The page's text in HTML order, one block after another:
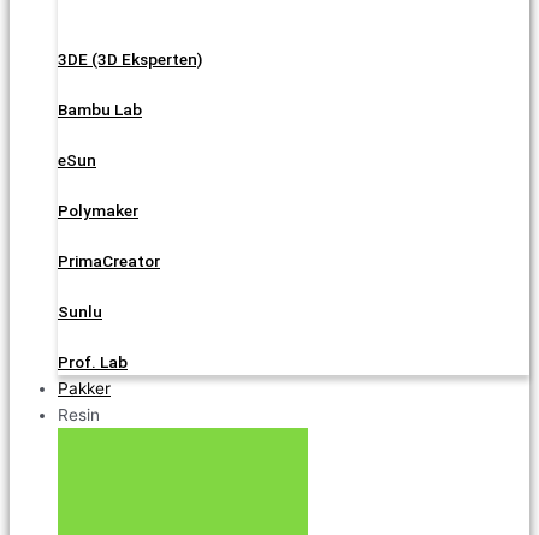
3DE (3D Eksperten)
Bambu Lab
eSun
Polymaker
PrimaCreator
Sunlu
Prof. Lab
Pakker
Resin